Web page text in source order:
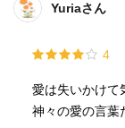
Yuriaさん
4
愛は失いかけて
神々の愛の言葉